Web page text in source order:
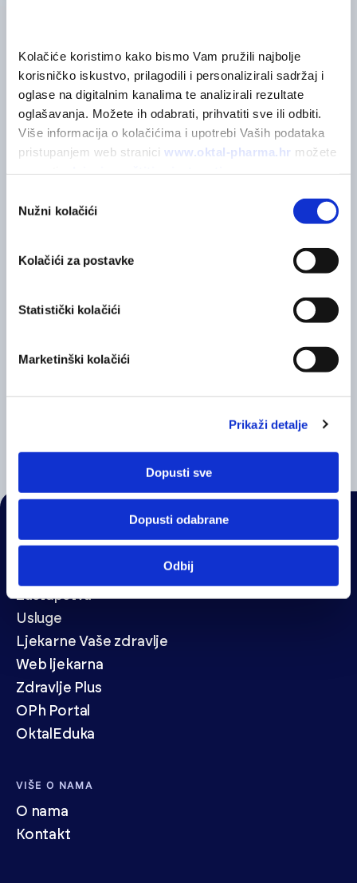
Kolačiće koristimo kako bismo Vam pružili najbolje
korisničko iskustvo, prilagodili i personalizirali sadržaj i
oglase na digitalnim kanalima te analizirali rezultate
oglašavanja. Možete ih odabrati, prihvatiti sve ili odbiti.
Više informacija o kolačićima i upotrebi Vaših podataka
pristupanjem web stranici www.oktal-pharma.hr možete
pristanka
Nužni kolačići
Kolačići za postavke
Statistički kolačići
Marketinški kolačići
Prikaži detalje
Dopusti sve
Dopusti odabrane
Odbij
POVEZANI PROIZVODI
Možda će vas zanimati
Pronolis
NAVIGACIJA
Zastupstva
Usluge
Ljekarne Vaše zdravlje
Web ljekarna
Zdravlje Plus
OPh Portal
OktalEduka
VIŠE O NAMA
O nama
Kontakt